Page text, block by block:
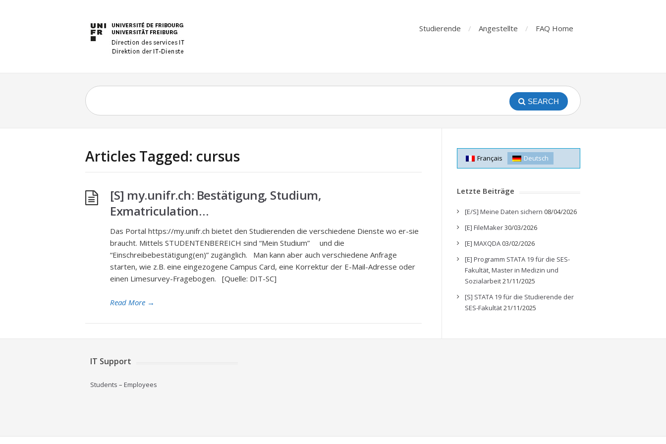
Studierende Angestellte FAQ Home
SEARCH
Articles Tagged: cursus
[S] my.unifr.ch: Bestätigung, Studium,
Exmatriculation…
Das Portal https://my.unifr.ch bietet den Studierenden die verschiedene Dienste wo er-sie
braucht. Mittels STUDENTENBEREICH sind “Mein Studium” und die
“Einschreibebestätigung(en)” zugänglich. Man kann aber auch verschiedene Anfrage
starten, wie z.B. eine eingezogene Campus Card, eine Korrektur der E-Mail-Adresse oder
einen Limesurvey-Fragebogen. [Quelle: DIT-SC]
Read More →
Français Deutsch
Letzte Beiträge
[E/S] Meine Daten sichern 08/04/2026
[E] FileMaker30/03/2026
[E] MAXQDA03/02/2026
[E] Programm STATA 19 für die SES-
Fakultät, Master in Medizin und
Sozialarbeit21/11/2025
[S] STATA 19 für die Studierende der
SES-Fakultät21/11/2025
IT Support
Students – Employees